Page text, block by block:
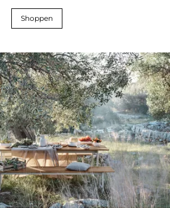
Shoppen